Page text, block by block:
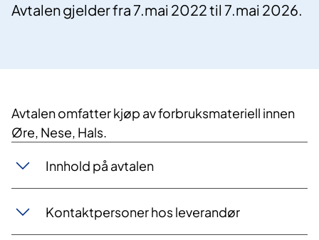
Avtalen gjelder fra 7.mai 2022 til 7.mai 2026.
Avtalen omfatter kjøp av forbruksmateriell innen
Øre, Nese, Hals.
Innhold på avtalen
Kontaktpersoner hos leverandør